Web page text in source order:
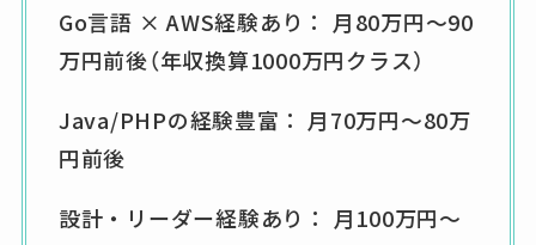
Go言語 × AWS経験あり： 月80万円〜90
万円前後（年収換算1000万円クラス）
Java/PHPの経験豊富： 月70万円〜80万
円前後
設計・リーダー経験あり： 月100万円〜